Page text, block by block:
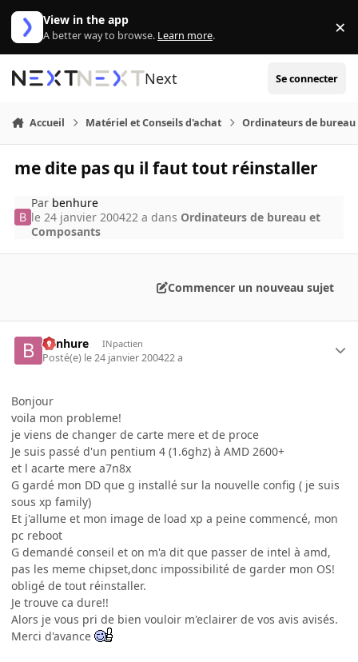
Aller au contenu
View in the app
A better way to browse. Learn more. ×
Next Se connecter
Accueil Matériel et Conseils d'achat Ordinateurs de bureau
me dite pas qu il faut tout réinstaller
Par benhure
le 24 janvier 200422 a dans Ordinateurs de bureau et
Composants
Commencer un nouveau sujet
benhure INpactien
Posté(e) le 24 janvier 200422 a
Bonjour
voila mon probleme!
je viens de changer de carte mere et de proce
Je suis passé d'un pentium 4 (1.6ghz) à AMD 2600+
et l acarte mere a7n8x
G gardé mon DD que g installé sur la nouvelle config ( je suis
sous xp family)
Et j'allume et mon image de load xp a peine commencé, mon
pc reboot
G demandé conseil et on m'a dit que passer de intel à amd,
pas les meme chipset,donc impossibilité de garder mon OS!
obligé de tout réinstaller.
Je trouve ca dure!!
Alors je vous pri de bien vouloir m'eclairer de vos avis avisés.
Merci d'avance